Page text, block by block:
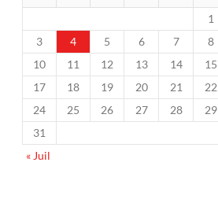
1
3
4 5 6 7 8
10
11 12 13 14 15
17
18 19 20 21 22
24
25 26 27 28 29
31
« Juil